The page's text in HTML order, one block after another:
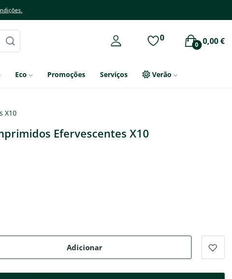
0 0,00 €
0
Eco Promoções Serviços Verão
X10
Efervescentes X10
Adicionar